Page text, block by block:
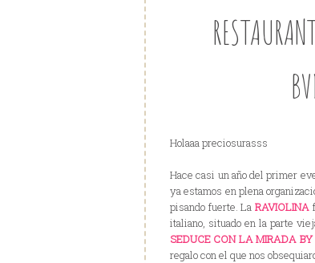
Holaaa preciosurasss
Hace casi un año del primer
ya estamos en plena
pisando fuerte. La RAVIOLINA
italiano, situado en la parte
SEDUCE CON LA MIRADA BY
regalo con el que nos